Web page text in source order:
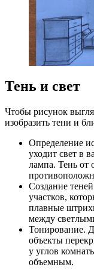
Тень и свет
Чтобы рисунок
изобразить тени и
Определение
уходит свет в
лампа. Тень от
Создание
участков,
плавные
между
Тонирование.
объекты
у углов
объемным.